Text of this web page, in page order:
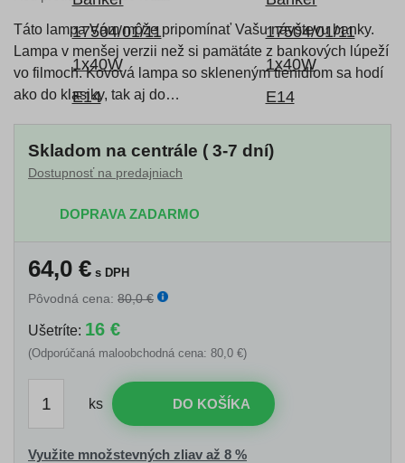
Táto lampa Vám môže pripomínať Vašu návštevu banky.
Lampa v menšej verzii než si pamätáte z bankových lúpeží
vo filmoch. Kovová lampa so skleneným tienidlom sa hodí
ako do klasiky, tak aj do…
Skladom na centrále ( 3-7 dní)
Dostupnosť na predajniach
DOPRAVA ZADARMO
64,0 € s DPH
Pôvodná cena: 80,0 €
Ušetríte: 16 €
(Odporúčaná maloobchodná cena: 80,0 €)
ks DO KOŠÍKA
Využite množstevných zliav až 8 %